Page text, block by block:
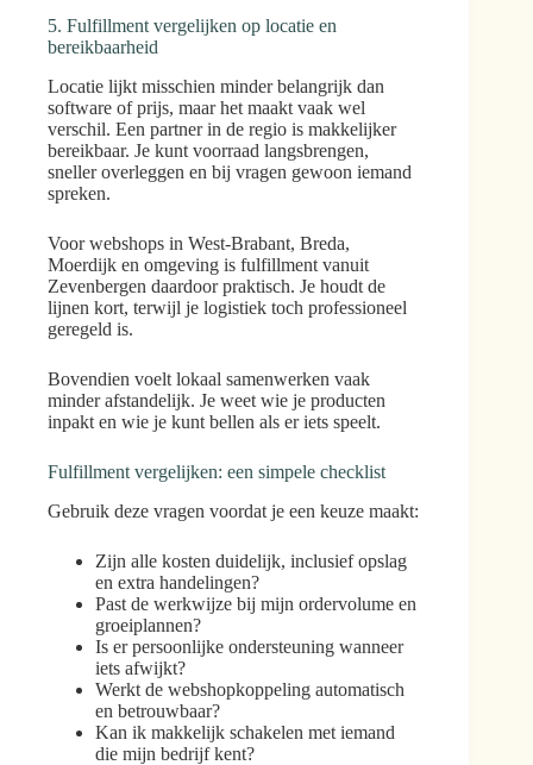
5. Fulfillment vergelijken op locatie en
bereikbaarheid
Locatie lijkt misschien minder belangrijk dan
software of prijs, maar het maakt vaak wel
verschil. Een partner in de regio is makkelijker
bereikbaar. Je kunt voorraad langsbrengen,
sneller overleggen en bij vragen gewoon iemand
spreken.
Voor webshops in West-Brabant, Breda,
Moerdijk en omgeving is fulfillment vanuit
Zevenbergen daardoor praktisch. Je houdt de
lijnen kort, terwijl je logistiek toch professioneel
geregeld is.
Bovendien voelt lokaal samenwerken vaak
minder afstandelijk. Je weet wie je producten
inpakt en wie je kunt bellen als er iets speelt.
Fulfillment vergelijken: een simpele checklist
Gebruik deze vragen voordat je een keuze maakt:
Zijn alle kosten duidelijk, inclusief opslag
en extra handelingen?
Past de werkwijze bij mijn ordervolume en
groeiplannen?
Is er persoonlijke ondersteuning wanneer
iets afwijkt?
Werkt de webshopkoppeling automatisch
en betrouwbaar?
Kan ik makkelijk schakelen met iemand
die mijn bedrijf kent?